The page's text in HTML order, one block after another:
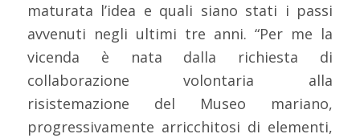
maturata l’idea e quali siano stati i passi
avvenuti negli ultimi tre anni. “Per me la
vicenda è nata dalla richiesta di
collaborazione volontaria alla
risistemazione del Museo mariano,
progressivamente arricchitosi di elementi,